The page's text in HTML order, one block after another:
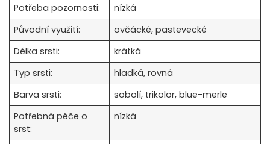
Potřeba pozornosti:
nízká
Původní využití:
ovčácké, pastevecké
Délka srsti:
krátká
Typ srsti:
hladká, rovná
Barva srsti:
sobolí, trikolor, blue-merle
Potřebná péče o
srst:
nízká